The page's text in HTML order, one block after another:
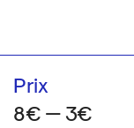
Prix
8€ — 3€